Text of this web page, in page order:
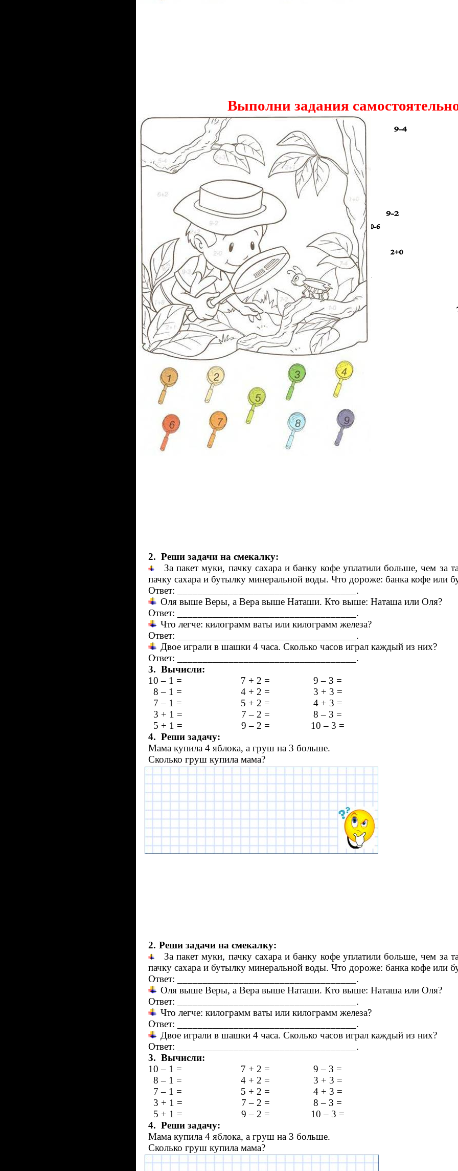
Выполни задания
1. Реши примеры и разукрась рисунок:
2. Реши задачи на смекалку:
За пакет муки, пачку сахара и банку кофе уплатили больше, чем за
пачку сахара и бутылку минеральной воды. Что дороже: банка кофе или
Ответ: ___________________________________.
Оля выше Веры, а Вера выше Наташи. Кто выше: Наташа или Оля?
Ответ: ___________________________________.
Что легче: килограмм ваты или килограмм железа?
Ответ: ___________________________________.
Двое играли в шашки 4 часа. Сколько часов играл каждый из них?
Ответ: ___________________________________.
3. Вычисли:
10 – 1 = 7 + 2 = 9 – 3 =
8 – 1 = 4 + 2 = 3 + 3 =
7 – 1 = 5 + 2 = 4 + 3 =
3 + 1 = 7 – 2 = 8 – 3 =
5 + 1 = 9 – 2 = 10 – 3 =
4. Реши задачу:
Мама купила 4 яблока, а груш на 3 больше.
Сколько груш купила мама?
2. Реши задачи на смекалку:
За пакет муки, пачку сахара и банку кофе уплатили больше, чем за
пачку сахара и бутылку минеральной воды. Что дороже: банка кофе или
Ответ: ___________________________________.
Оля выше Веры, а Вера выше Наташи. Кто выше: Наташа или Оля?
Ответ: ___________________________________.
Что легче: килограмм ваты или килограмм железа?
Ответ: ___________________________________.
Двое играли в шашки 4 часа. Сколько часов играл каждый из них?
Ответ: ___________________________________.
3. Вычисли:
10 – 1 = 7 + 2 = 9 – 3 =
8 – 1 = 4 + 2 = 3 + 3 =
7 – 1 = 5 + 2 = 4 + 3 =
3 + 1 = 7 – 2 = 8 – 3 =
5 + 1 = 9 – 2 = 10 – 3 =
4. Реши задачу:
Мама купила 4 яблока, а груш на 3 больше.
Сколько груш купила мама?